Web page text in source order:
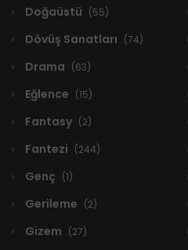
Doğaüstü (55)
Dövüş Sanatları (74)
Drama (63)
Eğlence (15)
Fantasy (2)
Fantezi (244)
Genç (1)
Gerileme (2)
Gizem (27)